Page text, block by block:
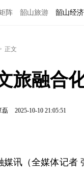
阵 韶山旅游 韶山经济
正文
旅融合
磊 2025-10-10 21:05:51
媒讯（全媒体记者